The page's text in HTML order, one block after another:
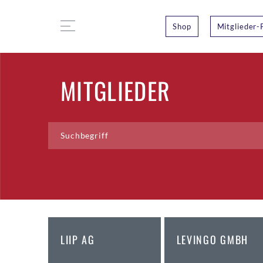
Shop Mitglieder-
MITGLIEDER
LIIP AG LEVINGO GMBH